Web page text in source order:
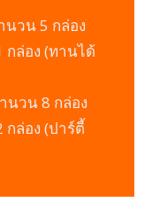
นวน 5 กล่อง
กล่อง (ทานได้
นวน 8 กล่อง
ล่อง (ปาร์ตี้